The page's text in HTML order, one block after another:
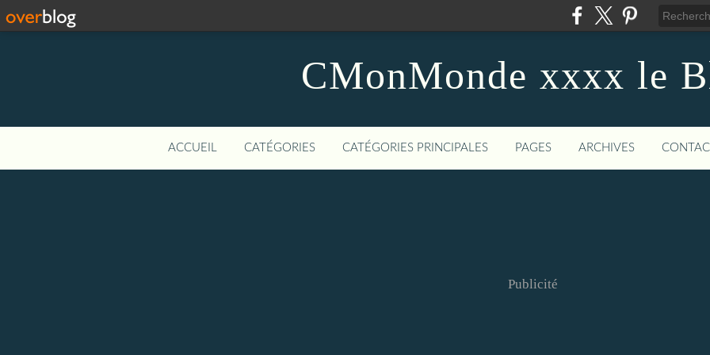
CMonMonde xxxx le
ACCUEIL CATÉGORIES CATÉGORIES PRINCIPALES PAGES ARCHIVES
Publicité